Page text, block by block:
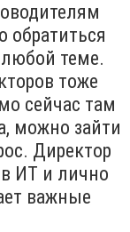
обратиться
теме.
тоже
сейчас там
можно зайти
Директор
в ИТ и лично
важные